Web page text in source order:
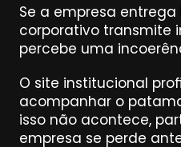
Se a empresa
corporativo transmite
percebe uma
O site institucional
acompanhar o
isso não acontece,
empresa se perde